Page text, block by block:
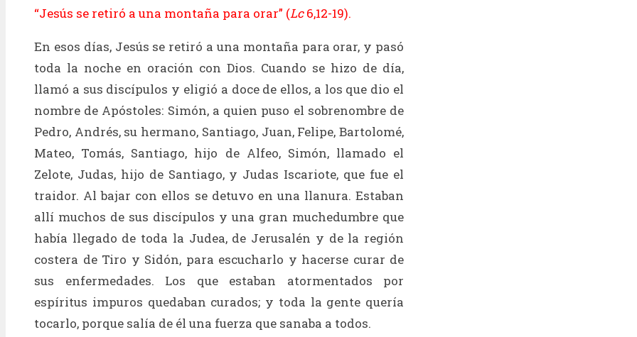
“Jesús se retiró a una montaña para orar” (Lc6,12-19).
En esos días, Jesús se retiró a una montaña para orar, y pasó
toda la noche en oración con Dios. Cuando se hizo de día,
llamó a sus discípulos y eligió a doce de ellos, a los que dio el
nombre de Apóstoles: Simón, a quien puso el sobrenombre de
Pedro, Andrés, su hermano, Santiago, Juan, Felipe, Bartolomé,
Mateo, Tomás, Santiago, hijo de Alfeo, Simón, llamado el
Zelote, Judas, hijo de Santiago, y Judas Iscariote, que fue el
traidor. Al bajar con ellos se detuvo en una llanura. Estaban
allí muchos de sus discípulos y una gran muchedumbre que
había llegado de toda la Judea, de Jerusalén y de la región
costera de Tiro y Sidón, para escucharlo y hacerse curar de
sus enfermedades. Los que estaban atormentados por
espíritus impuros quedaban curados; y toda la gente quería
tocarlo, porque salía de él una fuerza que sanaba a todos.